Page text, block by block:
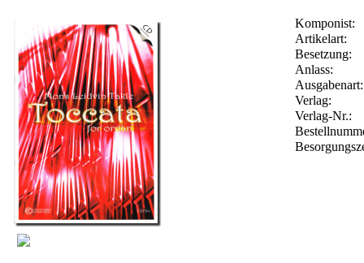
Komponist:
Artikelart:
Besetzung:
Anlass:
Ausgabenart:
Verlag:
Verlag-Nr.: